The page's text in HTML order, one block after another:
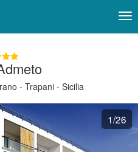
- Trapani - Sicilia
1/26